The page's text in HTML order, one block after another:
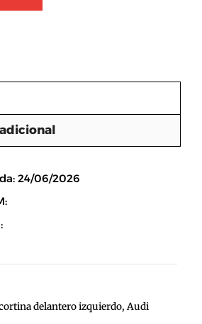
24/06/2026
delantero izquierdo, Audi